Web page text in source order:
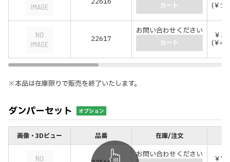
カート (￥
22617
お問い合わせください
カート
￥
(￥
※本品は在庫限りで販売を終了いたします。
ダンパーセット オプション
画像・3Dビュー 品番 在庫/注文
お問い合わせください ￥